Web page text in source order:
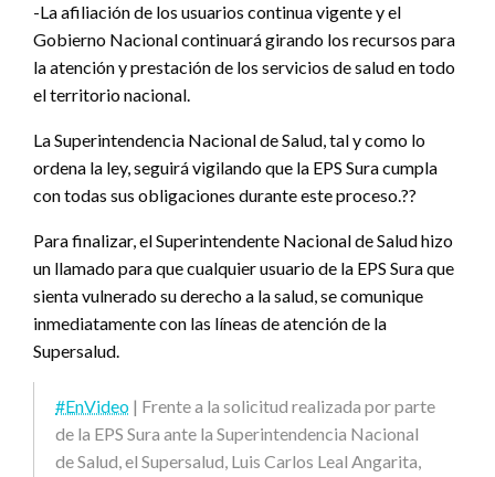
-La afiliación de los usuarios continua vigente y el
Gobierno Nacional continuará girando los recursos para
la atención y prestación de los servicios de salud en todo
el territorio nacional.
La Superintendencia Nacional de Salud, tal y como lo
ordena la ley, seguirá vigilando que la EPS Sura cumpla
con todas sus obligaciones durante este proceso.??
Para finalizar, el Superintendente Nacional de Salud hizo
un llamado para que cualquier usuario de la EPS Sura que
sienta vulnerado su derecho a la salud, se comunique
inmediatamente con las líneas de atención de la
Supersalud.
#EnVideo | Frente a la solicitud realizada por parte
de la EPS Sura ante la Superintendencia Nacional
de Salud, el Supersalud, Luis Carlos Leal Angarita,